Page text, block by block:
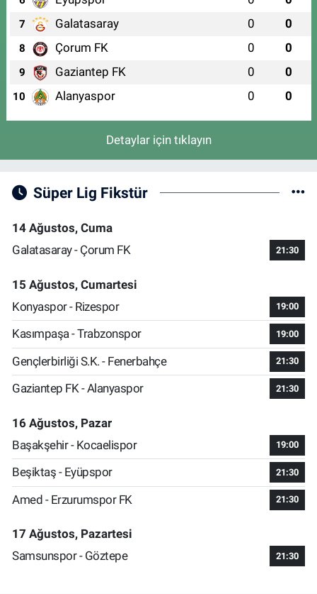
7 Galatasaray 0 0
8 Çorum FK 0 0
9 Gaziantep FK 0 0
10 Alanyaspor 0 0
Detaylar için tıklayın
Süper Lig Fikstür
14 Ağustos, Cuma
Galatasaray - Çorum FK
21:30
15 Ağustos, Cumartesi
Konyaspor - Rizespor
19:00
Kasımpaşa - Trabzonspor 19:00
Gençlerbirliği S.K. - Fenerbahçe 21:30
Gaziantep FK - Alanyaspor 21:30
16 Ağustos, Pazar
Başakşehir - Kocaelispor
19:00
Beşiktaş - Eyüpspor 21:30
Amed - Erzurumspor FK 21:30
17 Ağustos, Pazartesi
Samsunspor - Göztepe
21:30